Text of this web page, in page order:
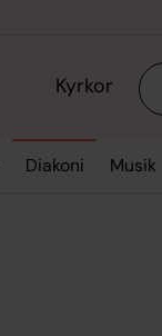
Kyrkor Sök
Diakoni Musik